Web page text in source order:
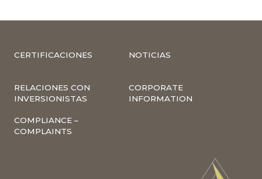
CERTIFICACIONES NOTICIAS
RELACIONES CON
INVERSIONISTAS
CORPORATE
INFORMATION
COMPLIANCE –
COMPLAINTS